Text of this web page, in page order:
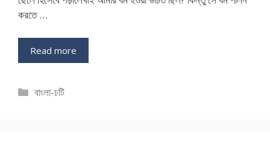
করতে …
Read more
Categories
বাংলা-চটি